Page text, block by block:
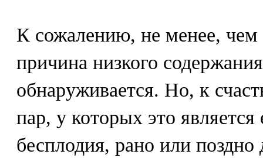
К сожалению, не менее, чем
причина низкого
обнаруживается. Но, к
пар, у которых это
бесплодия, рано или